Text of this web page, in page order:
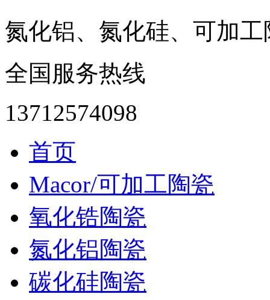
氮化铝、氮化硅、可加
全国服务热线
13712574098
首页
Macor/可加工陶瓷
氧化锆陶瓷
氮化铝陶瓷
碳化硅陶瓷